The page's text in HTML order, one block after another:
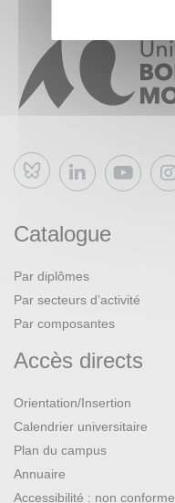
Bluesky
Catalogue
Par diplômes
Par secteurs d’activité
Par composantes
Accès directs
Orientation/Insertion
Calendrier universitaire
Plan du campus
Annuaire
Accessibilité : non conforme